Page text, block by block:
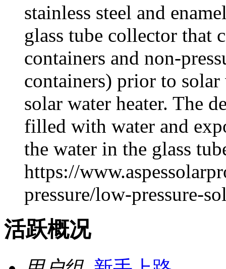
stainless steel and
glass tube collector that
containers and non-
containers) prior to
solar water heater. The
filled with water and
the water in the glass
https://
pressure/low-pressure-
活跃概况